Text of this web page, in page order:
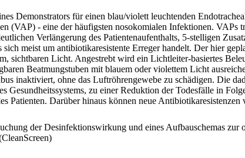
Demonstrators für einen blau/violett leuchtenden
(VAP) - eine der häufigsten nosokomialen Infektionen. VAPs
Verlängerung des Patientenaufenthalts, 5-stelligen
sich meist um antibiotikaresistente Erreger handelt. Der hier
sichtbaren Licht. Angestrebt wird ein Lichtleiter-basiertes
Beatmungstuben mit blauem oder violettem Licht
inaktiviert, ohne das Luftröhrengewebe zu schädigen. Die
Gesundheitssystems, zu einer Reduktion der Todesfälle in
Patienten. Darüber hinaus können neue Antibiotikaresistenzen
der Desinfektionswirkung und eines Aufbauschemas zur